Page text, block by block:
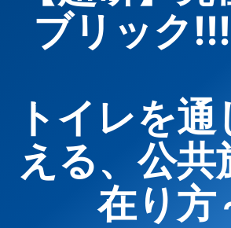
ブリック
トイレを
える、公共
在り方